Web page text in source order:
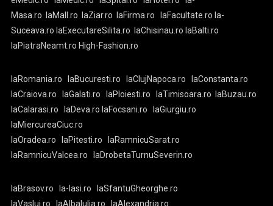
Masa.ro
laMall.ro laZiar.ro laFirma.ro laFacultate.ro la-
Suceava.ro laExecutareSilita.ro laChisinau.ro laBalti.ro
laPiatraNeamt.ro High-Fashion.ro
laRomania.ro laBucuresti.ro laClujNapoca.ro
laConstanta.ro
laCraiova.ro
laGalati.ro laPloiesti.ro laTimisoara.ro
laBuzau.ro
laCalarasi.ro
laDeva.ro laFocsani.ro
laGiurgiu.ro
laMiercureaCiuc.ro
laOradea.ro
laPitesti.ro
laRamnicuSarat.ro
laRamnicuValcea.ro
laDrobetaTurnuSeverin.ro
laBrasov.ro la-Iasi.ro
laSfantuGheorghe.ro
laVaslui.ro
laAlbaIulia.ro laAlexandria.ro